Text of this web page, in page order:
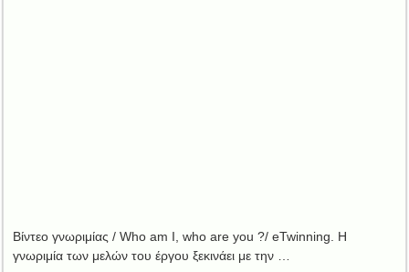
Βίντεο γνωριμίας / Who am I, who are you ?/ eTwinning. Η
γνωριμία των μελών του έργου ξεκινάει με την …